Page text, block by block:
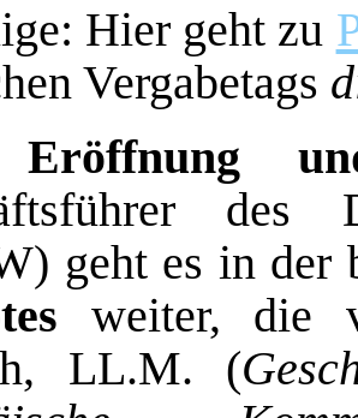
Hier geht zu
Vergabetags
Eröffnung
des
geht es in der
weiter, die
LL.M. (